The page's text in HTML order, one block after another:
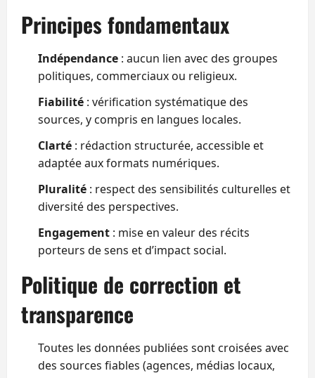
Principes fondamentaux
Indépendance : aucun lien avec des groupes
politiques, commerciaux ou religieux.
Fiabilité : vérification systématique des
sources, y compris en langues locales.
Clarté : rédaction structurée, accessible et
adaptée aux formats numériques.
Pluralité : respect des sensibilités culturelles et
diversité des perspectives.
Engagement : mise en valeur des récits
porteurs de sens et d’impact social.
Politique de correction et
transparence
Toutes les données publiées sont croisées avec
des sources fiables (agences, médias locaux,